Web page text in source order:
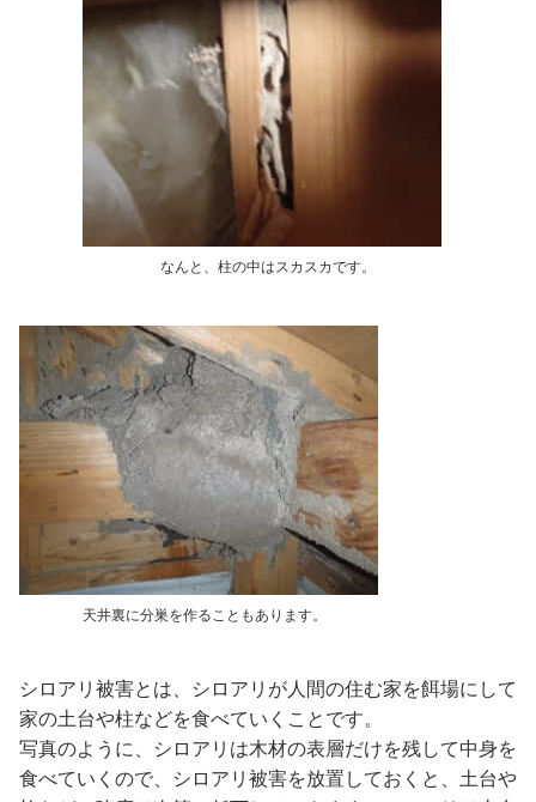
なんと、柱の中はスカスカです。
天井裏に分巣を作ることもあります。
シロアリ被害とは、シロアリが人間の住む家を餌場にして
家の土台や柱などを食べていくことです。
写真のように、シロアリは木材の表層だけを残して中身を
食べていくので、シロアリ被害を放置しておくと、土台や